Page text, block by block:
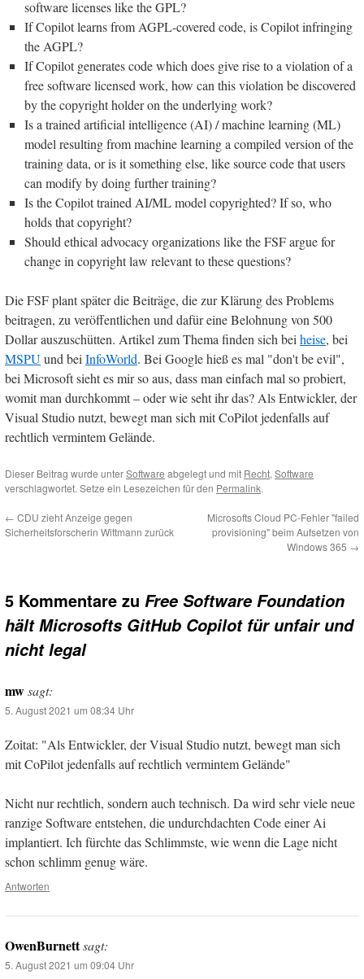
software licenses like the GPL?
If Copilot learns from AGPL-covered code, is Copilot infringing
the AGPL?
If Copilot generates code which does give rise to a violation of a
free software licensed work, how can this violation be discovered
by the copyright holder on the underlying work?
Is a trained artificial intelligence (AI) / machine learning (ML)
model resulting from machine learning a compiled version of the
training data, or is it something else, like source code that users
can modify by doing further training?
Is the Copilot trained AI/ML model copyrighted? If so, who
holds that copyright?
Should ethical advocacy organizations like the FSF argue for
change in copyright law relevant to these questions?
Die FSF plant später die Beiträge, die zur Klärung des Problems
beitragen, zu veröffentlichen und dafür eine Belohnung von 500
Dollar auszuschütten. Artikel zum Thema finden sich beiheise, bei
MSPUund beiInfoWorld. Bei Google hieß es mal "don't be evil",
bei Microsoft sieht es mir so aus, dass man einfach mal so probiert,
womit man durchkommt – oder wie seht ihr das? Als Entwickler, der
Visual Studio nutzt, bewegt man sich mit CoPilot jedenfalls auf
rechtlich vermintem Gelände.
Dieser Beitrag wurde unterSoftware abgelegt und mit Recht, Software
verschlagwortet. Setze ein Lesezeichen für den Permalink.
← CDU zieht Anzeige gegen
Sicherheitsforscherin Wittmann zurück
Microsofts Cloud PC-Fehler "failed
provisioning" beim Aufsetzen von
Windows 365 →
5 Kommentare zu Free Software Foundation
hält Microsofts GitHub Copilot für unfair und
nicht legal
mwsagt:
5. August 2021 um 08:34 Uhr
Zoitat: "Als Entwickler, der Visual Studio nutzt, bewegt man sich
mit CoPilot jedenfalls auf rechtlich vermintem Gelände"
Nicht nur rechtlich, sondern auch technisch. Da wird sehr viele neue
ranzige Software entstehen, die undurchdachten Code einer Ai
implantiert. Ich fürchte das Schlimmste, wie wenn die Lage nicht
schon schlimm genug wäre.
Antworten
OwenBurnettsagt:
5. August 2021 um 09:04 Uhr